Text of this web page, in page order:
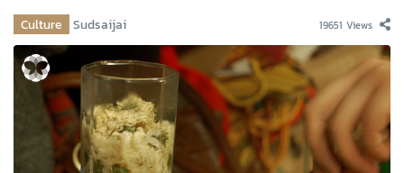
Culture Sudsaijai 19651 Views